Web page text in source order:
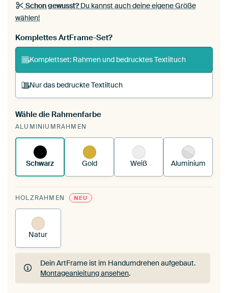
Schon gewusst?Du kannst auch deine eigene Größe
wählen!
Komplettes ArtFrame-Set?
Komplettset: Rahmen und bedrucktes Textiltuch
Nur das bedruckte Textiltuch
Du spannst einen wechselbaren Textiltuch in
deinen vorhandenen ArtFrame™.
es.
Wähle die Rahmenfarbe
ALUMINIUMRAHMEN
Schwarz Gold Weiß Aluminium
HOLZRAHMEN NEU
Natur
Dein ArtFrame ist im Handumdrehen aufgebaut.
Montageanleitung ansehen.